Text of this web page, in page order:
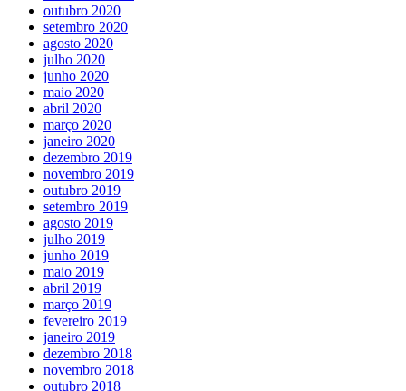
outubro 2020
setembro 2020
agosto 2020
julho 2020
junho 2020
maio 2020
abril 2020
março 2020
janeiro 2020
dezembro 2019
novembro 2019
outubro 2019
setembro 2019
agosto 2019
julho 2019
junho 2019
maio 2019
abril 2019
março 2019
fevereiro 2019
janeiro 2019
dezembro 2018
novembro 2018
outubro 2018